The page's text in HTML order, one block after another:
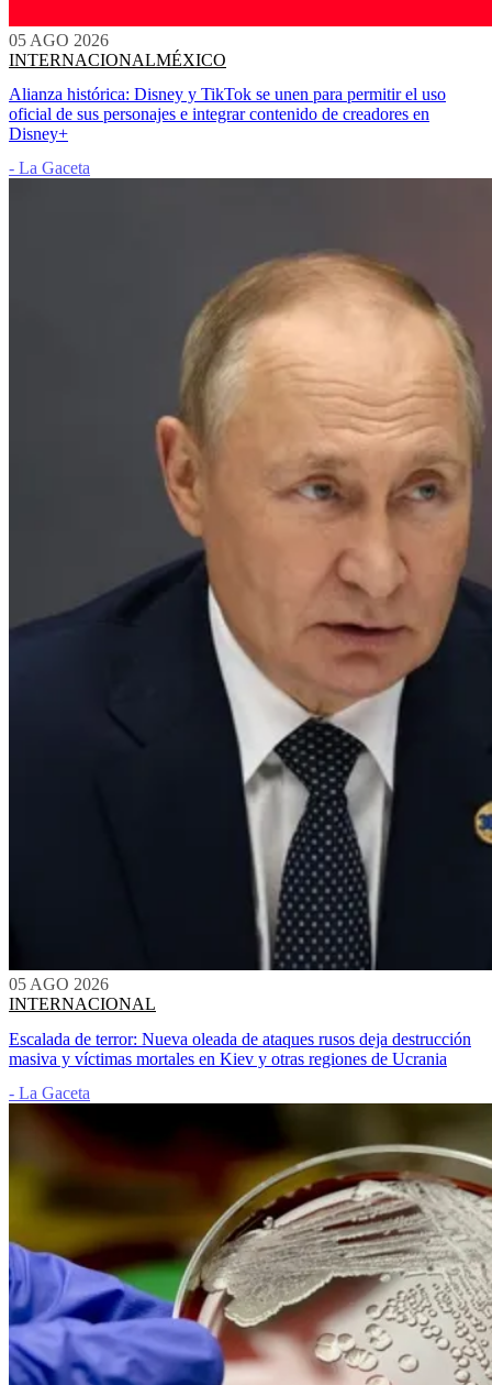
05 AGO 2026
INTERNACIONALMÉXICO
Alianza histórica: Disney y TikTok se unen para permitir el uso
oficial de sus personajes e integrar contenido de creadores en
Disney+
- La Gaceta
05 AGO 2026
INTERNACIONAL
Escalada de terror: Nueva oleada de ataques rusos deja destrucción
masiva y víctimas mortales en Kiev y otras regiones de Ucrania
- La Gaceta